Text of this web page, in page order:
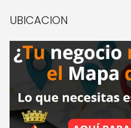
UBICACION